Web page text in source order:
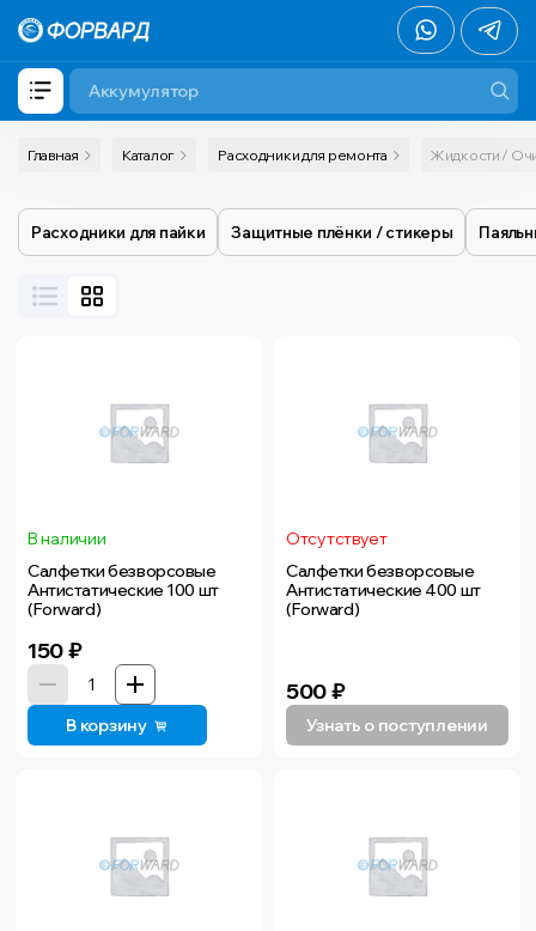
Главная Каталог Расходники для ремонта Жидкости /
Расходники для пайки Защитные плёнки / стикеры
В наличии
Салфетки безворсовые
Антистатические 100 шт
(Forward)
150₽
В корзину
Отсутствует
Салфетки безворсовые
Антистатические 400 шт
(Forward)
500₽
Узнать о поступлении